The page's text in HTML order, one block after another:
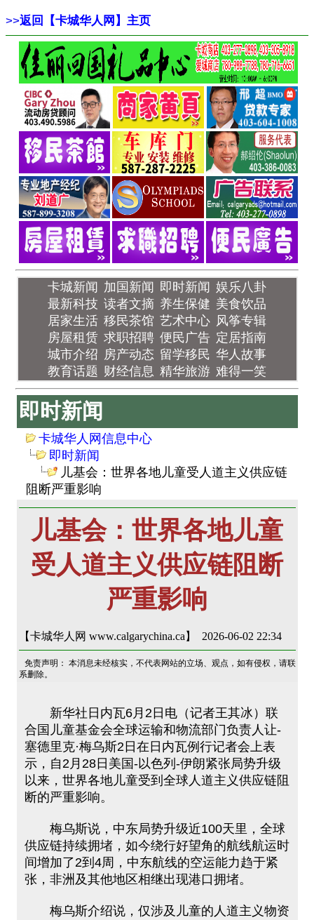
>>返回【卡城华人网】主页
卡城新闻 加国新闻 即时新闻 娱乐八卦
最新科技 读者文摘 养生保健 美食饮品
居家生活 移民茶馆 艺术中心 风筝专辑
房屋租赁 求职招聘 便民广告 定居指南
城市介绍 房产动态 留学移民 华人故事
教育话题 财经信息 精华旅游 难得一笑
即时新闻
卡城华人网信息中心
即时新闻
儿基会：世界各地儿童受人道主义供应链
阻断严重影响
儿基会：世界各地儿童
受人道主义供应链阻断
严重影响
【卡城华人网 www.calgarychina.ca】 2026-06-02 22:34
免责声明： 本消息未经核实，不代表网站的立场、观点，如有侵权，请联
系删除。
新华社日内瓦6月2日电（记者王其冰）联
合国儿童基金会全球运输和物流部门负责人让-
塞德里克·梅乌斯2日在日内瓦例行记者会上表
示，自2月28日美国-以色列-伊朗紧张局势升级
以来，世界各地儿童受到全球人道主义供应链阻
断的严重影响。
梅乌斯说，中东局势升级近100天里，全球
供应链持续拥堵，如今绕行好望角的航线航运时
间增加了2到4周，中东航线的空运能力趋于紧
张，非洲及其他地区相继出现港口拥堵。
梅乌斯介绍说，仅涉及儿童的人道主义物资